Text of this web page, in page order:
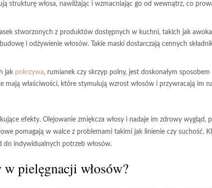
strukturę włosa, nawilżając i wzmacniając go od wewnątrz, co
stworzonych z produktów dostępnych w kuchni, takich jak
i odżywienie włosów. Takie maski dostarczają cennych
jak pokrzywa, rumianek czy skrzyp polny, jest doskonałym sposobem
mają właściwości, które stymulują wzrost włosów i przywracają im
efekty. Olejowanie zmiękcza włosy i nadaje im zdrowy wygląd,
pomagają w walce z problemami takimi jak linienie czy suchość.
do indywidualnych potrzeb włosów.
w pielęgnacji włosów?